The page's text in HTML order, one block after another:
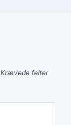
Krævede felter